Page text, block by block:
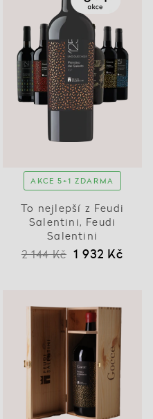
AKCE 5+1 ZDARMA
To nejlepší z Feudi
Salentini, Feudi
Salentini
2 144 Kč 1 932 Kč